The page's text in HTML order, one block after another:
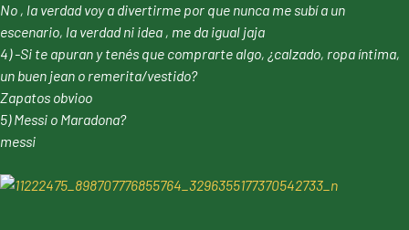
No , la verdad voy a divertirme por que nunca me subí a un
escenario, la verdad ni idea , me da igual jaja
4) -Si te apuran y tenés que comprarte algo, ¿calzado, ropa íntima,
un buen jean o remerita/vestido?
Zapatos obvioo
5) Messi o Maradona?
messi